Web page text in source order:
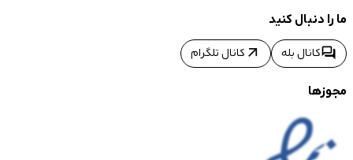
ما را دنبال کنید
forumکانال بله arrow_outward کانال تلگرام
مجوزها